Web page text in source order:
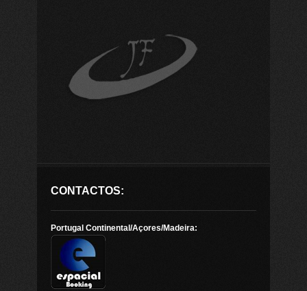
CONTACTOS:
Portugal Continental/Açores/Madeira: